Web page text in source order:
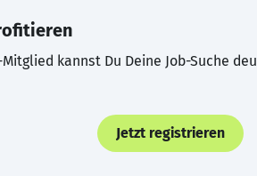
kannst Du Deine Job-Suche
Jetzt registrieren